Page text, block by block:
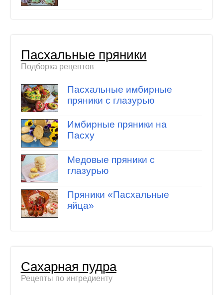
Пасхальные пряники
Подборка рецептов
Пасхальные имбирные
пряники с глазурью
Имбирные пряники на
Пасху
Медовые пряники с
глазурью
Пряники «Пасхальные
яйца»
Сахарная пудра
Рецепты по ингредиенту